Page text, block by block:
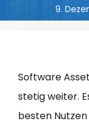
9.
Software
stetig weiter.
besten